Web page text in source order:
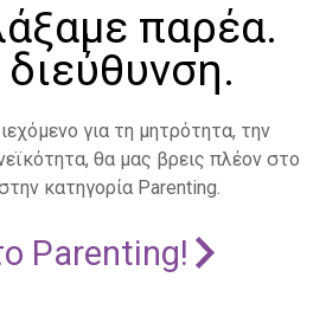
παρέα.
για τη μητρότητα, την
θα μας βρεις πλέον στο
κατηγορία Parenting.
Parenting!